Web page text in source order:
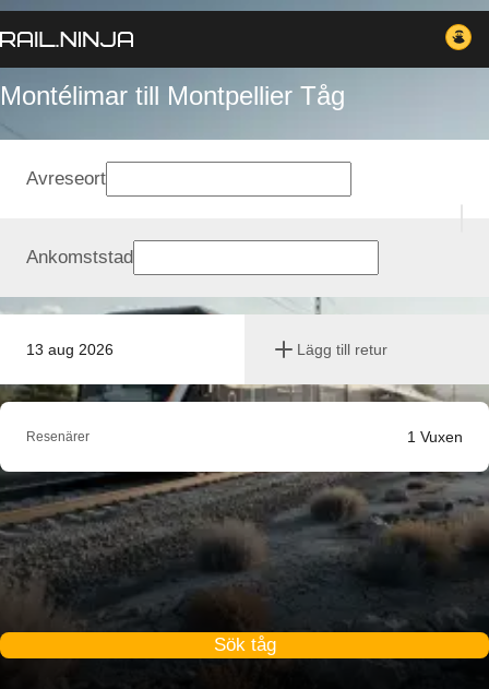
Montélimar till Montpellier Tåg
13 aug 2026 Lägg till retur
Avreseort
Ankomststad
Resenärer 1 Vuxen
Sök tåg